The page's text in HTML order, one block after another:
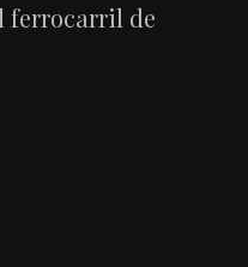
ferrocarril de